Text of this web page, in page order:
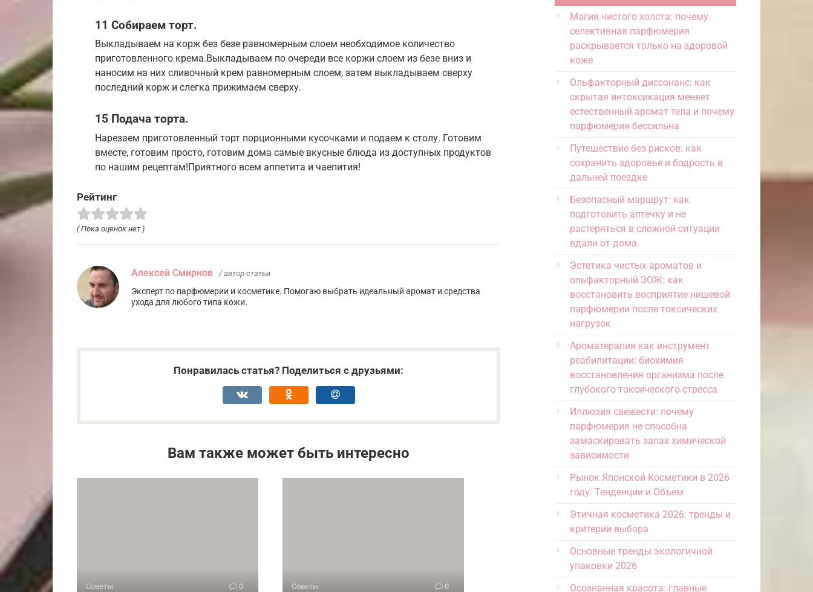
11 Собираем торт.
Выкладываем на корж без безе равномерным слоем необходимое количество
приготовленного крема.Выкладываем по очереди все коржи слоем из безе вниз и
наносим на них сливочный крем равномерным слоем, затем выкладываем сверху
последний корж и слегка прижимаем сверху.
15 Подача торта.
Нарезаем приготовленный торт порционными кусочками и подаем к столу. Готовим
вместе, готовим просто, готовим дома самые вкусные блюда из доступных продуктов
по нашим рецептам!Приятного всем аппетита и чаепития!
Рейтинг
( Пока оценок нет )
Алексей Смирнов / автор статьи
Эксперт по парфюмерии и косметике. Помогаю выбрать идеальный аромат и средства
ухода для любого типа кожи.
Понравилась статья? Поделиться с друзьями:
Вам также может быть интересно
Советы 0 Советы 0
Магия чистого холста: почему
селективная парфюмерия
раскрывается только на здоровой
коже
Ольфакторный диссонанс: как
скрытая интоксикация меняет
естественный аромат тела и почему
парфюмерия бессильна
Путешествие без рисков: как
сохранить здоровье и бодрость в
дальней поездке
Безопасный маршрут: как
подготовить аптечку и не
растеряться в сложной ситуации
вдали от дома.
Эстетика чистых ароматов и
ольфакторный ЗОЖ: как
восстановить восприятие нишевой
парфюмерии после токсических
нагрузок
Ароматерапия как инструмент
реабилитации: биохимия
восстановления организма после
глубокого токсического стресса
Иллюзия свежести: почему
парфюмерия не способна
замаскировать запах химической
зависимости
Рынок Японской Косметики в 2026
году: Тенденции и Объем
Этичная косметика 2026: тренды и
критерии выбора
Основные тренды экологичной
упаковки 2026
Осознанная красота: главные